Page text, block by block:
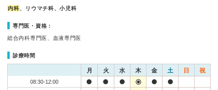
内科、リウマチ科、小児科
専門医・資格：
総合内科専門医、血液専門医
診療時間
月 火 水 木 金 土 日 祝
08:30-12:00